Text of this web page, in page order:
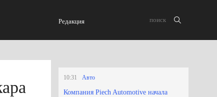
Редакция
10:31 Авто
Компания Piech Automotive начала